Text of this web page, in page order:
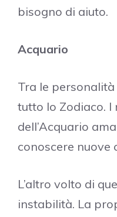
bisogno di aiuto.
Acquario
Tra le
tutto lo Zodiaco. I
dell’Acquario
conoscere nuove
L’altro volto di
instabilità. La